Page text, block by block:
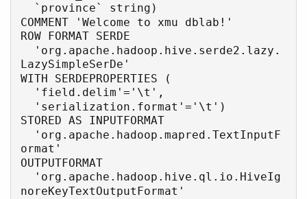
COMMENT 'Welcome to xmu dblab!'
ROW FORMAT SERDE
LazySimpleSerDe'
WITH SERDEPROPERTIES (
STORED AS INPUTFORMAT
ormat'
OUTPUTFORMAT
noreKeyTextOutputFormat'